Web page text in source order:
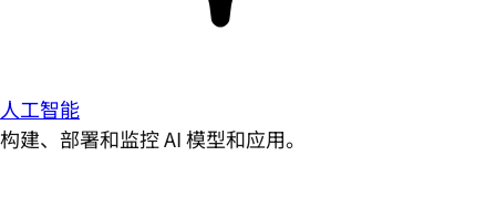
人工智能
构建、部署和监控 AI 模型和应用。